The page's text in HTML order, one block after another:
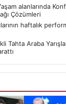
alanlarında
Çözümleri
haftalık
Tahta Araba